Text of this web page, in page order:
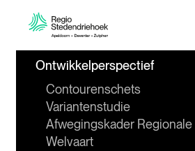
Ontwikkelperspectief
Contourenschets
Variantenstudie
Afwegingskader
Welvaart